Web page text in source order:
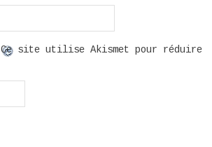
Ce site utilise Akismet pour réduire